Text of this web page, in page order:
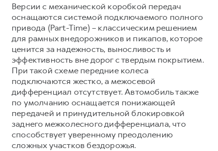
Версии с механической коробкой передач
оснащаются системой подключаемого полного
привода (Part-Time) – классическим решением
для рамных внедорожников и пикапов, которое
ценится за надежность, выносливость и
эффективность вне дорог с твердым покрытием.
При такой схеме передние колеса
подключаются жестко, а межосевой
дифференциал отсутствует. Автомобиль также
по умолчанию оснащается понижающей
передачей и принудительной блокировкой
заднего межколесного дифференциала, что
способствует уверенному преодолению
сложных участков бездорожья.